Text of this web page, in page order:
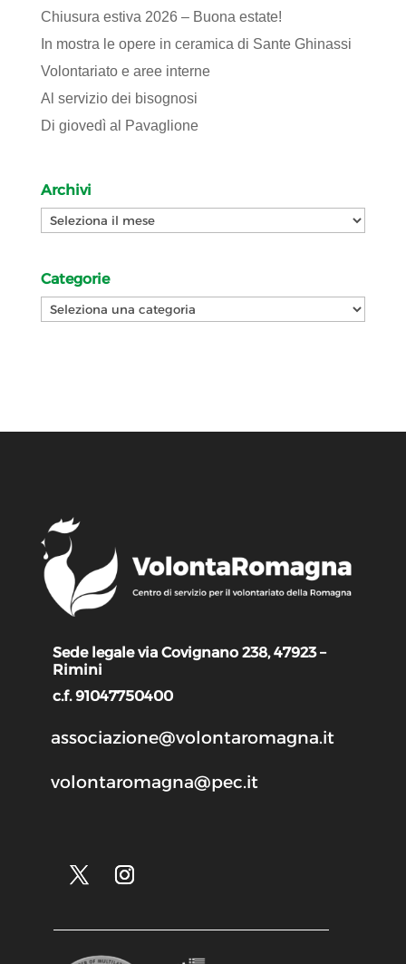
Chiusura estiva 2026 – Buona estate!
In mostra le opere in ceramica di Sante Ghinassi
Volontariato e aree interne
Al servizio dei bisognosi
Di giovedì al Pavaglione
Archivi
Archivi
Categorie
Categorie
Sede legale via Covignano 238, 47923 –
Rimini
c.f. 91047750400
associazione@volontaromagna.it
volontaromagna@pec.it